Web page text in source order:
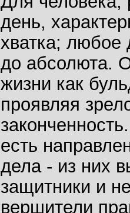
день,
хватка; любое
до абсолюта.
жизни как
проявляя
есть
дела - из них
защитники и
вершители